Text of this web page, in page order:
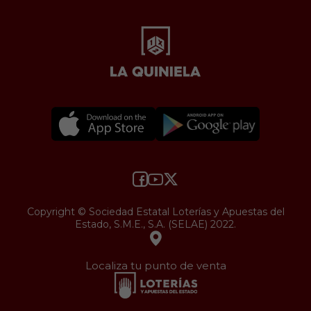
Copyright © Sociedad Estatal Loterías y Apuestas del
Estado, S.M.E., S.A. (SELAE) 2022.
Localiza tu punto de venta